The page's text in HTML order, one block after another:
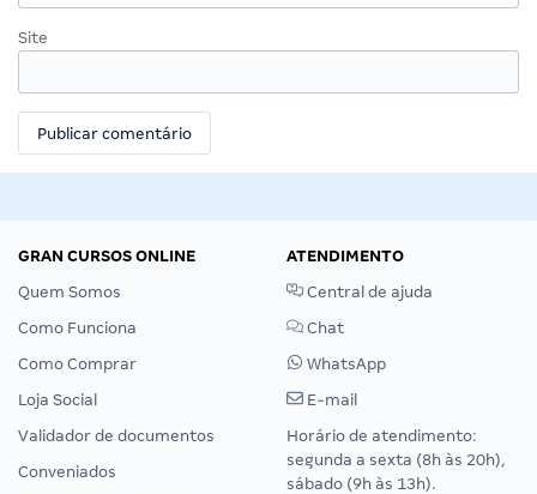
Site
GRAN CURSOS ONLINE
Quem Somos
Como Funciona
Como Comprar
Loja Social
Validador de documentos
Conveniados
ATENDIMENTO
Central de ajuda
Chat
WhatsApp
E-mail
Horário de atendimento:
segunda a sexta (8h às 20h),
sábado (9h às 13h).